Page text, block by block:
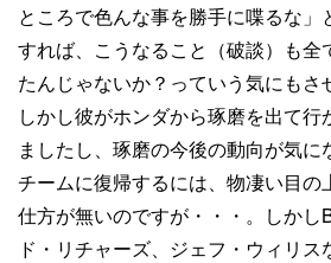
ところで色んな事を勝手に喋るな」
すれば、こうなること（破談）も全
たんじゃないか？っていう気にもさ
しかし彼がホンダから琢磨を出て行
ましたし、琢磨の今後の動向が気に
チームに復帰するには、物凄い目の
仕方が無いのですが・・・。しかし
ド・リチャーズ、ジェフ・ウィリス